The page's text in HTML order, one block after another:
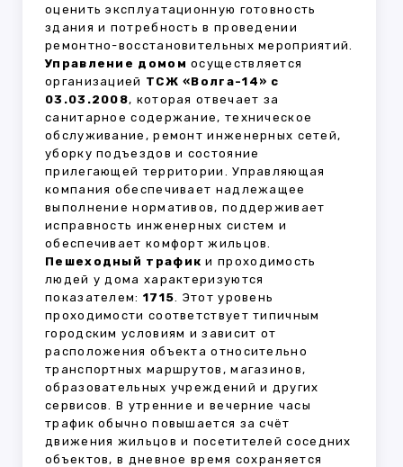
оценить эксплуатационную готовность
здания и потребность в проведении
ремонтно-восстановительных мероприятий.
Управление домом осуществляется
организацией ТСЖ «Волга-14» с
03.03.2008, которая отвечает за
санитарное содержание, техническое
обслуживание, ремонт инженерных сетей,
уборку подъездов и состояние
прилегающей территории. Управляющая
компания обеспечивает надлежащее
выполнение нормативов, поддерживает
исправность инженерных систем и
обеспечивает комфорт жильцов.
Пешеходный трафик и проходимость
людей у дома характеризуются
показателем: 1715. Этот уровень
проходимости соответствует типичным
городским условиям и зависит от
расположения объекта относительно
транспортных маршрутов, магазинов,
образовательных учреждений и других
сервисов. В утренние и вечерние часы
трафик обычно повышается за счёт
движения жильцов и посетителей соседних
объектов, в дневное время сохраняется